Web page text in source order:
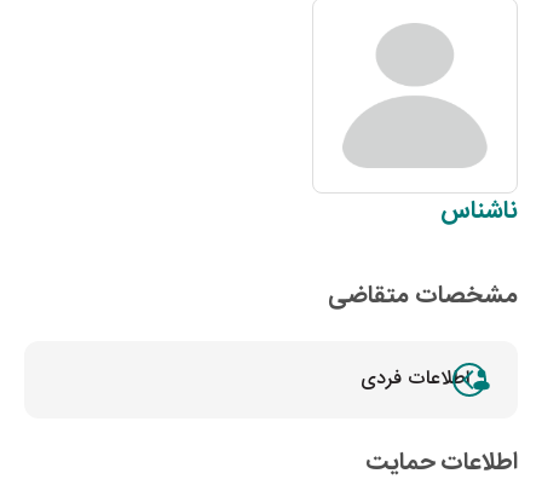
ناشناس
مشخصات متقاضی
اطلاعات فردی
اطلاعات حمایت